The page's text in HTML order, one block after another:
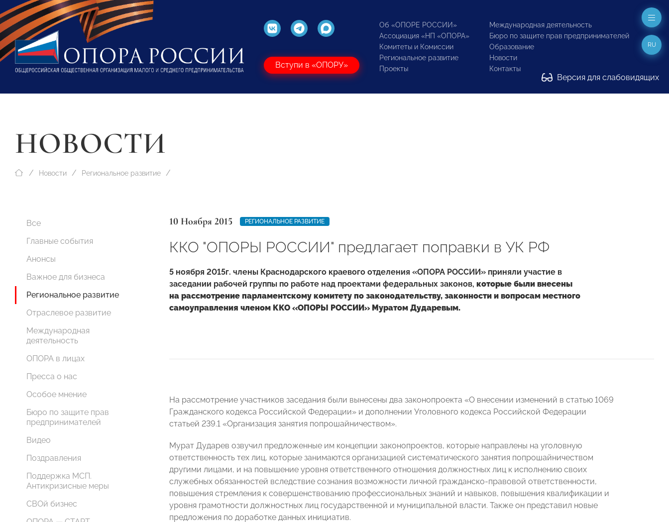
Вступи в «ОПОРУ»
Об «ОПОРЕ РОССИИ»
Ассоциация «НП «ОПОРА»
Комитеты и Комиссии
Региональное развитие
Проекты
Международная деятельность
Бюро по защите прав предпринимателей
Образование
Новости
Контакты
Версия для слабовидящих
RU
НОВОСТИ
Новости Региональное развитие
Все
Главные события
Анонсы
Важное для бизнеса
Региональное развитие
Отраслевое развитие
Международная
деятельность
ОПОРА в лицах
Пресса о нас
Особое мнение
Бюро по защите прав
предпринимателей
Видео
Поздравления
Поддержка МСП.
Антикризисные меры
СВОй бизнес
10 Ноября 2015 РЕГИОНАЛЬНОЕ РАЗВИТИЕ
ККО "ОПОРЫ РОССИИ" предлагает поправки в УК РФ
5 ноября 2015г. члены Краснодарского краевого отделения «ОПОРА РОССИИ» приняли участие в
заседании рабочей группы по работе над проектами федеральных законов, которые были внесены
на рассмотрение парламентскому комитету по законодательству, законности и вопросам местного
самоуправления членом ККО «ОПОРЫ РОССИИ» Муратом Дударевым.
На рассмотрение участников заседания были вынесены два законопроекта «О внесении изменений в статью 1069
Гражданского кодекса Российской Федерации» и дополнении Уголовного кодекса Российской Федерации
статьей 239.1 «Организация занятия попрошайничеством».
Мурат Дударев озвучил предложенные им концепции законопроектов, которые направлены на уголовную
ответственность тех лиц, которые занимаются организацией систематического занятия попрошайничеством
другими лицами, и на повышение уровня ответственного отношения должностных лиц к исполнению своих
служебных обязанностей вследствие сознания возможности личной гражданско-правовой ответственности,
повышения стремления к совершенствованию профессиональных знаний и навыков, повышения квалификации и
уровня грамотности должностных лиц государственной и муниципальной власти. Также он представил новые
предложения по доработке данных инициатив.